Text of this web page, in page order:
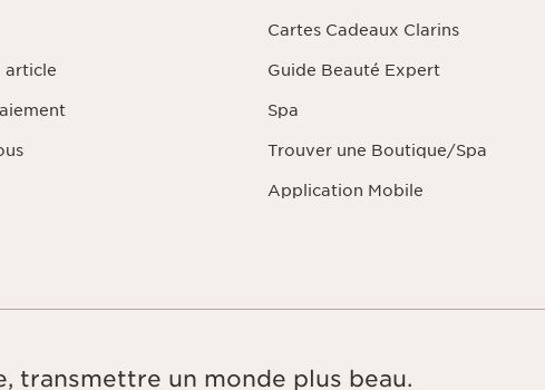
article
Cartes Cadeaux Clarins
Guide Beauté Expert
Spa
Trouver une Boutique/Spa
Application Mobile
transmettre un monde plus beau.